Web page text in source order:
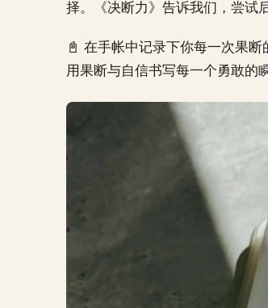
择。《决断力》告诉我们，尝试
📓 在手帐中记录下你每一次果
用果断与自信书写每一个勇敢的